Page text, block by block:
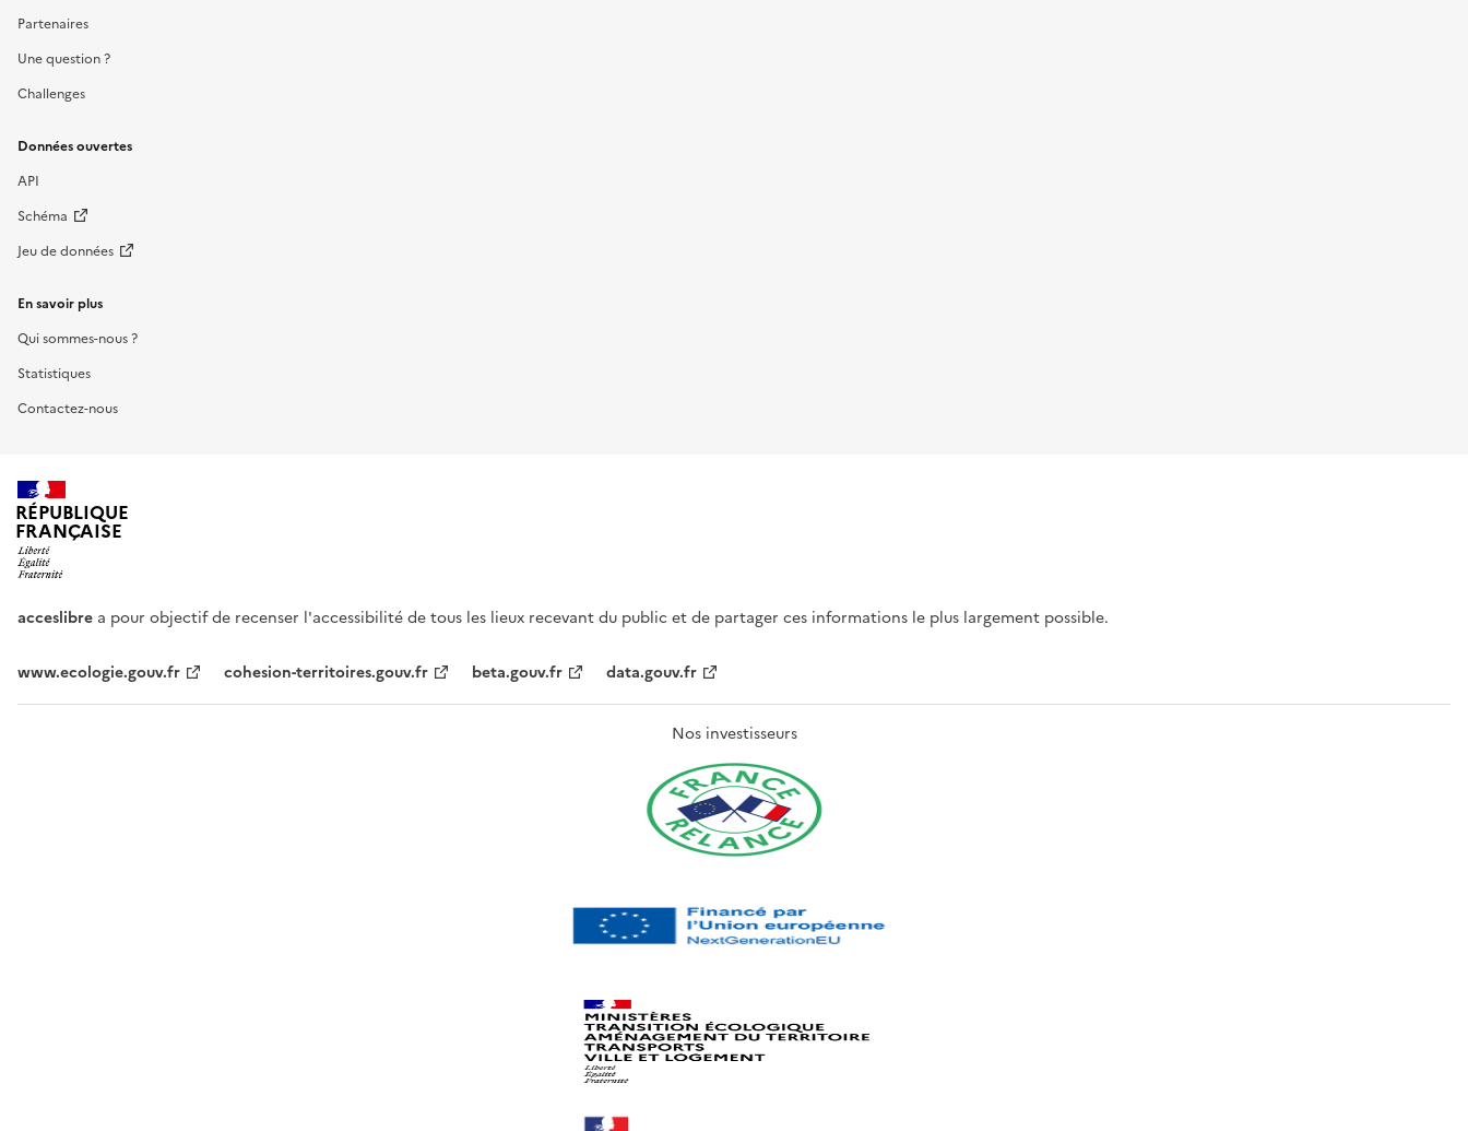
Partenaires
Une question ?
Challenges
Données ouvertes
API
Schéma
Jeu de données
En savoir plus
Qui sommes-nous ?
Statistiques
Contactez-nous
RÉPUBLIQUE
FRANÇAISE
acceslibre a pour objectif de recenser l'accessibilité de tous les lieux recevant du public et de partager ces informations le plus largement possible.
www.ecologie.gouv.fr cohesion-territoires.gouv.fr beta.gouv.fr data.gouv.fr
Nos investisseurs